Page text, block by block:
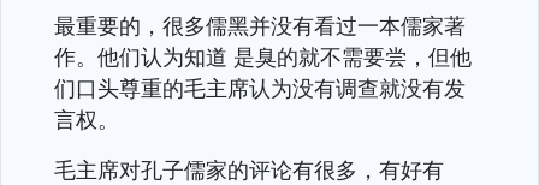
最重要的，很多儒黑并没有看过一本儒家著
作。他们认为知道 是臭的就不需要尝，但他
们口头尊重的毛主席认为没有调查就没有发
言权。
毛主席对孔子儒家的评论有很多，有好有